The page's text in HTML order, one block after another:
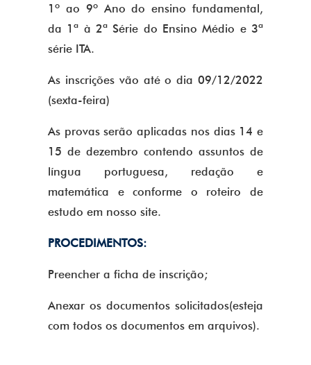
1º ao 9º Ano do ensino fundamental,
da 1ª à 2ª Série do Ensino Médio e 3ª
série ITA.
As inscrições vão até o dia 09/12/2022
(sexta-feira)
As provas serão aplicadas nos dias 14 e
15 de dezembro contendo assuntos de
língua portuguesa, redação e
matemática e conforme o roteiro de
estudo em nosso site.
PROCEDIMENTOS:
Preencher a ficha de inscrição;
Anexar os documentos solicitados(esteja
com todos os documentos em arquivos).